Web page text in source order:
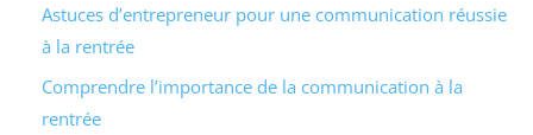
Astuces d’entrepreneur pour une communication réussie
à la rentrée
Comprendre l’importance de la communication à la
rentrée